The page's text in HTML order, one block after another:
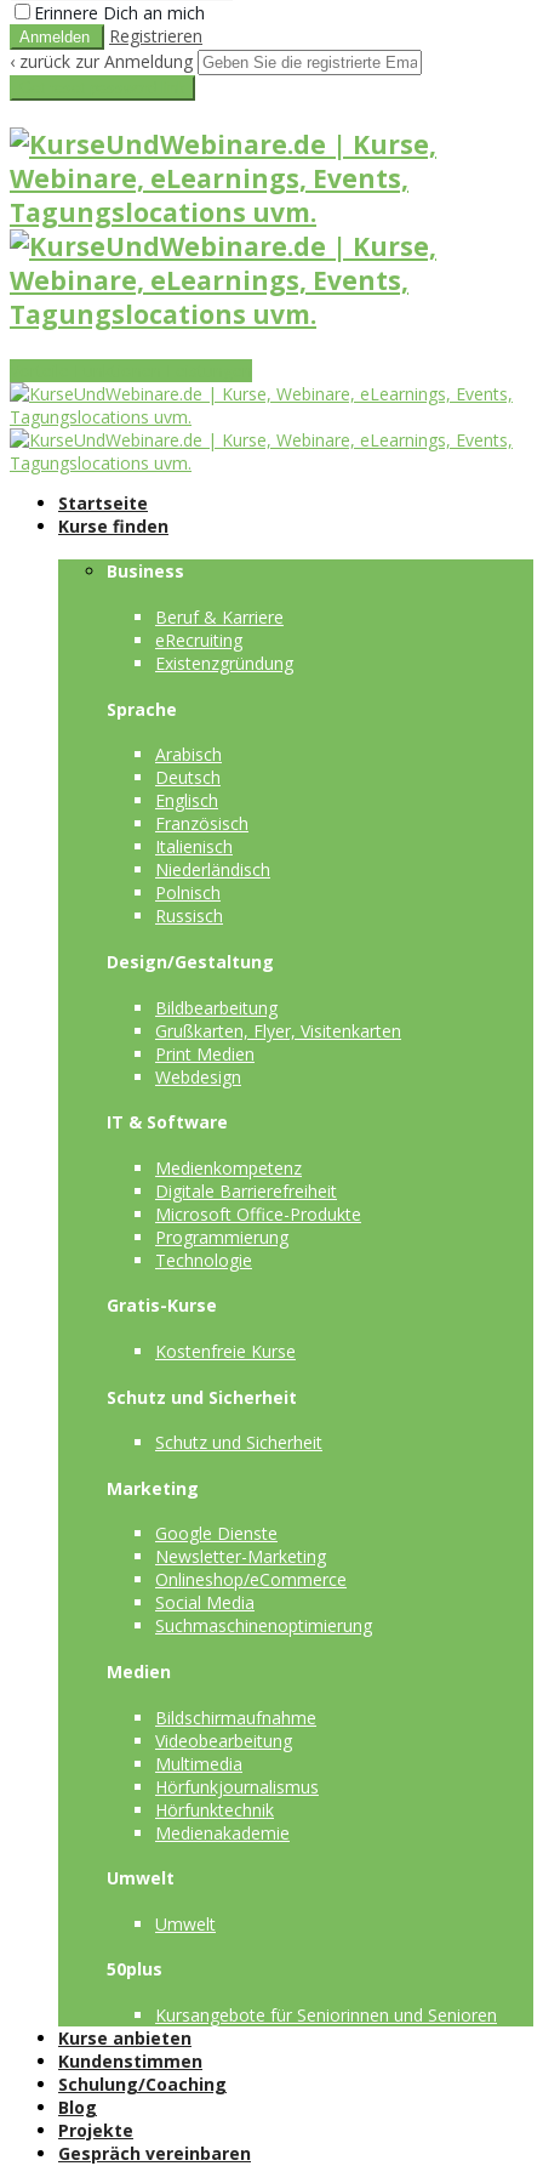
Erinnere Dich an mich
Registrieren
‹ zurück zur Anmeldung
Startseite
Kurse finden
Business
Beruf & Karriere
eRecruiting
Existenzgründung
Sprache
Arabisch
Deutsch
Englisch
Französisch
Italienisch
Niederländisch
Polnisch
Russisch
Design/Gestaltung
Bildbearbeitung
Grußkarten, Flyer, Visitenkarten
Print Medien
Webdesign
IT & Software
Medienkompetenz
Digitale Barrierefreiheit
Microsoft Office-Produkte
Programmierung
Technologie
Gratis-Kurse
Kostenfreie Kurse
Schutz und Sicherheit
Schutz und Sicherheit
Marketing
Google Dienste
Newsletter-Marketing
Onlineshop/eCommerce
Social Media
Suchmaschinenoptimierung
Medien
Bildschirmaufnahme
Videobearbeitung
Multimedia
Hörfunkjournalismus
Hörfunktechnik
Medienakademie
Umwelt
Umwelt
50plus
Kursangebote für Seniorinnen und Senioren
Kurse anbieten
Kundenstimmen
Schulung/Coaching
Blog
Projekte
Gespräch vereinbaren